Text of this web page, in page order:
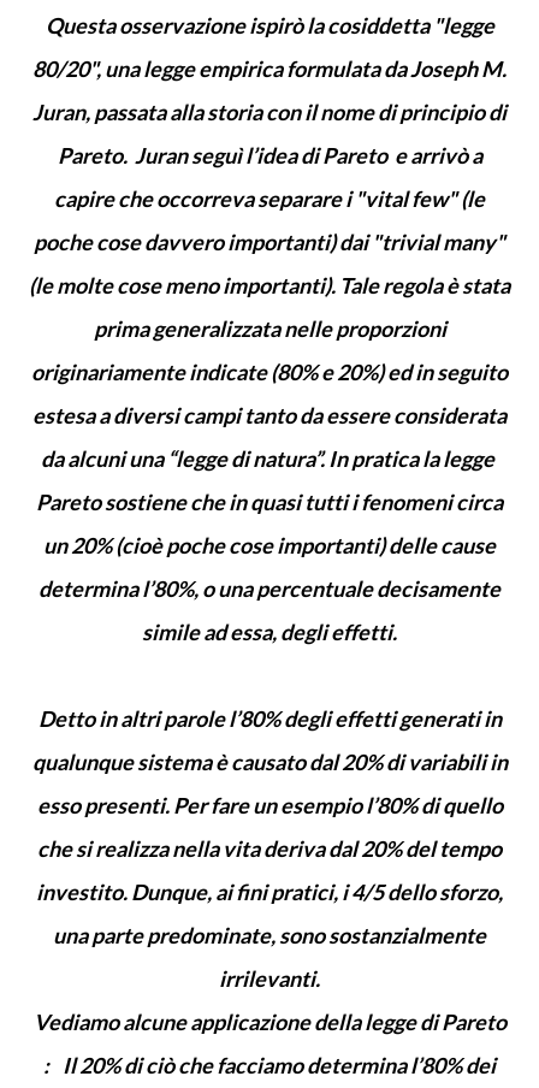
Questa osservazione ispirò la cosiddetta "legge
80/20", una legge empirica formulata da Joseph M.
Juran, passata alla storia con il nome di principio di
Pareto. Juran seguì l’idea di Pareto e arrivò a
capire che occorreva separare i "vital few" (le
poche cose davvero importanti) dai "trivial many"
(le molte cose meno importanti). Tale regola è stata
prima generalizzata nelle proporzioni
originariamente indicate (80% e 20%) ed in seguito
estesa a diversi campi tanto da essere considerata
da alcuni una “legge di natura”. In pratica la legge
Pareto sostiene che in quasi tutti i fenomeni circa
un 20% (cioè poche cose importanti) delle cause
determina l’80%, o una percentuale decisamente
simile ad essa, degli effetti.
Detto in altri parole l’80% degli effetti generati in
qualunque sistema è causato dal 20% di variabili in
esso presenti. Per fare un esempio l’80% di quello
che si realizza nella vita deriva dal 20% del tempo
investito. Dunque, ai fini pratici, i 4/5 dello sforzo,
una parte predominate, sono sostanzialmente
irrilevanti.
Vediamo alcune applicazione della legge di Pareto
: Il 20% di ciò che facciamo determina l’80% dei